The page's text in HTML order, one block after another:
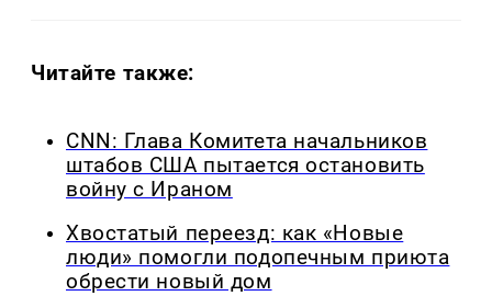
Читайте также:
CNN: Глава Комитета начальников
штабов США пытается остановить
войну с Ираном
Хвостатый переезд: как «Новые
люди» помогли подопечным приюта
обрести новый дом